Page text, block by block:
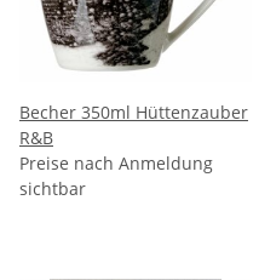
Becher 350ml Hüttenzauber
R&B
Preise nach Anmeldung
sichtbar